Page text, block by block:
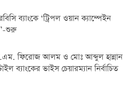
ব্যাংকে ‘ট্রিপল ওয়ান ক্যাম্পেইন
শুরু
ফিরোজ আলম ও মোঃ আব্দুল হান্নান
ব্যাংকের ভাইস চেয়ারম্যান নির্বাচিত